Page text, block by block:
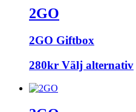
2GO
2GO Giftbox
280kr Välj alternativ